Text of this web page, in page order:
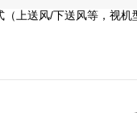
上送风/下送风等，视机